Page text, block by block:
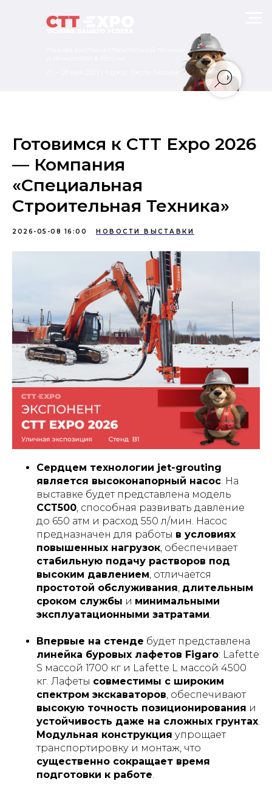
Готовимся к CTT Expo 2026
— Компания
«Специальная
Строительная Техника»
2026-05-08 16:00 НОВОСТИ ВЫСТАВКИ
Сердцем технологии jet-grouting
является высоконапорный насос. На
выставке будет представлена модель
ССТ500, способная развивать давление
до 650 атм и расход 550 л/мин. Насос
предназначен для работы в условиях
повышенных нагрузок, обеспечивает
стабильную подачу растворов под
высоким давлением, отличается
простотой обслуживания, длительным
сроком службы и минимальными
эксплуатационными затратами.
Впервые на стенде будет представлена
линейка буровых лафетов Figaro: Lafette
S массой 1700 кг и Lafette L массой 4500
кг. Лафеты совместимы с широким
спектром экскаваторов, обеспечивают
высокую точность позиционирования и
устойчивость даже на сложных грунтах.
Модульная конструкция упрощает
транспортировку и монтаж, что
существенно сокращает время
подготовки к работе.